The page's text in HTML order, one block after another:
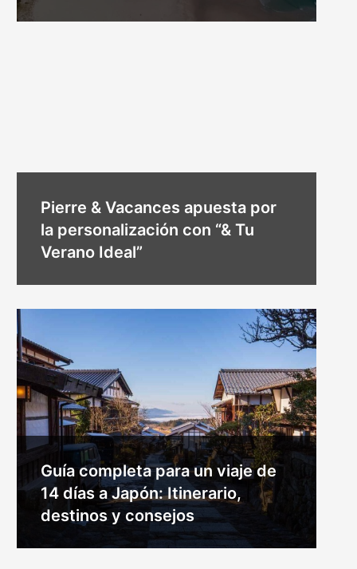
Pierre & Vacances apuesta por
la personalización con “& Tu
Verano Ideal”
Guía completa para un viaje de
14 días a Japón: Itinerario,
destinos y consejos